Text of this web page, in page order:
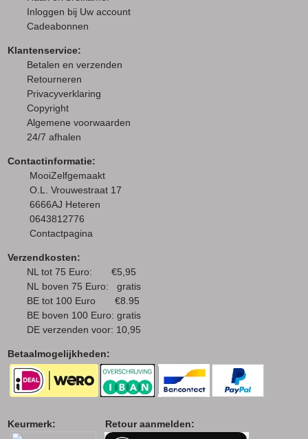
Inloggen bij Uw account
Cadeabonnen
Klantenservice:
Betalen en verzenden
Retourneren
Privacyverklaring
Copyright
Algemene voorwaarden
24/7 afhalen
Contactinformatie:
MooiZelfgemaakt
O.L. Vrouwestraat 17
6666AJ Heteren
0643812776
Contactpagina
Verzendkosten:
NL tot 75 Euro: €5,95
NL boven 75 Euro: gratis
BE tot 100 Euro €8.95
BE boven 100 Euro: gratis
DE verzenden voor: 10,95
Betaalmogelijkheden:
Keurmerk: Retour aanmelden: